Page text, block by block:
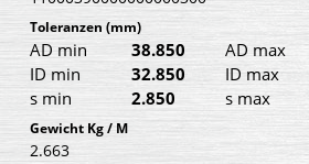
Toleranzen (mm)
AD min 38.850 AD max
ID min
32.850 ID max
s min
2.850 s max
Gewicht Kg / M
2.663